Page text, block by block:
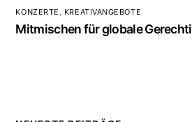
KONZERTE , KREATIVANGEBOTE
Mitmischen für globale